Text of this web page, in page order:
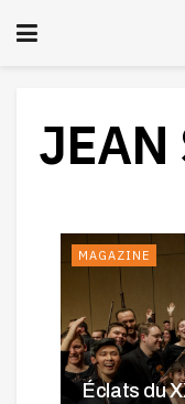
MAGAZINE
Éclats du